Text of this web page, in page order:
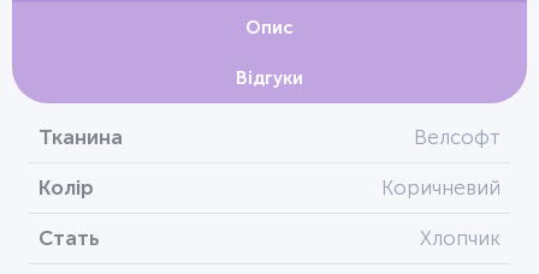
Опис
Відгуки
Тканина Велсофт
Колір Коричневий
Стать Хлопчик